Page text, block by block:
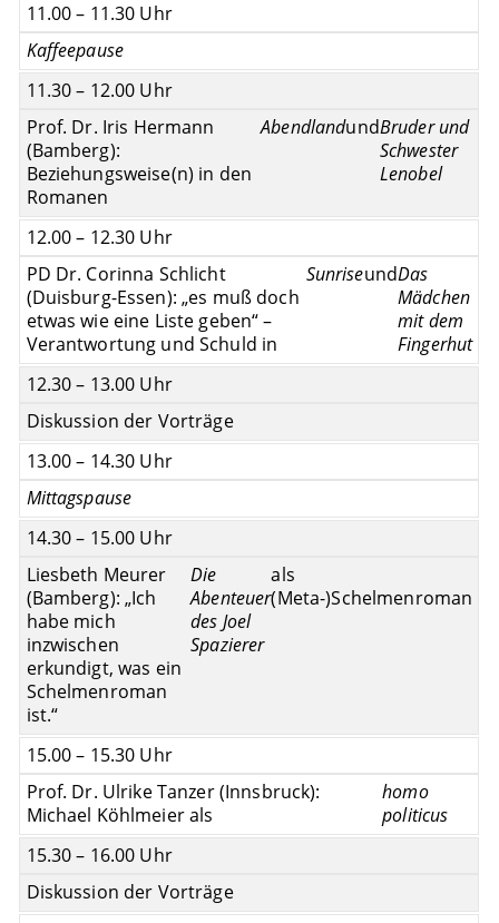
11.00 – 11.30 Uhr
Kaffeepause
11.30 – 12.00 Uhr
Prof. Dr. Iris Hermann
(Bamberg):
Beziehungsweise(n) in den
Romanen
AbendlandundBruder und
Schwester
Lenobel
12.00 – 12.30 Uhr
PD Dr. Corinna Schlicht
(Duisburg-Essen): „es muß doch
etwas wie eine Liste geben“ –
Verantwortung und Schuld in
SunriseundDas
Mädchen
mit dem
Fingerhut
12.30 – 13.00 Uhr
Diskussion der Vorträge
13.00 – 14.30 Uhr
Mittagspause
14.30 – 15.00 Uhr
Liesbeth Meurer
(Bamberg): „Ich
habe mich
inzwischen
erkundigt, was ein
Schelmenroman
ist.“
Die
Abenteuer
des Joel
Spazierer
als
(Meta-)Schelmenroman
15.00 – 15.30 Uhr
Prof. Dr. Ulrike Tanzer (Innsbruck):
Michael Köhlmeier als
homo
politicus
15.30 – 16.00 Uhr
Diskussion der Vorträge